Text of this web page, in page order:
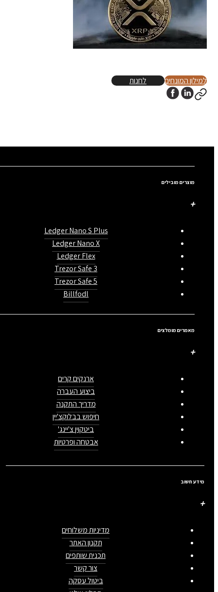
למילון המונחים לחנות
מוצרים מובילים
Ledger Nano S Plus
Ledger Nano X
Ledger Flex
Trezor Safe 3
Trezor Safe 5
Billfodl
מאמרים מומלצים
ארנקים קרים
ביצוע העברה
מדריך התקנה
חיפוש בבלוקצ'יין
ביטקוין צ'יינג'
אבטחה ופרטיות
מידע חשוב
מדיניות משלוחים
תקנון האתר
תכנית שותפים
צור קשר
ביטול עסקה